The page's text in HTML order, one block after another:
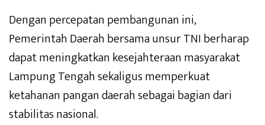
Dengan percepatan pembangunan ini,
Pemerintah Daerah bersama unsur TNI berharap
dapat meningkatkan kesejahteraan masyarakat
Lampung Tengah sekaligus memperkuat
ketahanan pangan daerah sebagai bagian dari
stabilitas nasional.